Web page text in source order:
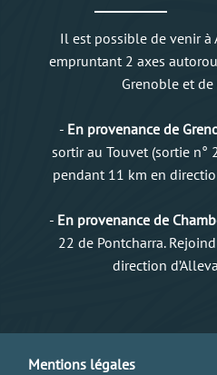
Il est possible de venir
empruntant 2 axes
Grenoble et de
- En provenance de
sortir au Touvet (sortie n°
pendant 11 km en
- En provenance de
22 de Pontcharra.
direction
Mentions légales